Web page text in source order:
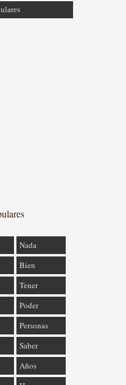
Nada
Bien
Tener
Poder
Personas
Saber
Años